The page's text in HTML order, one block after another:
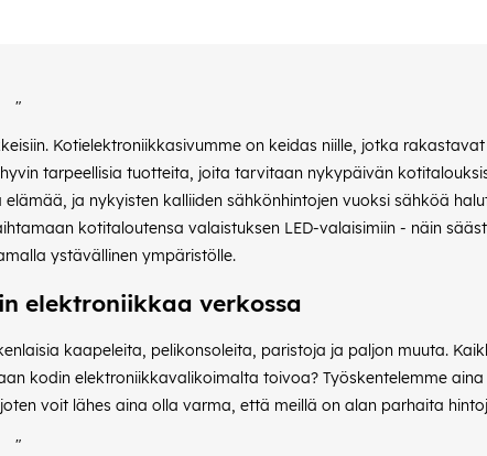
"
Kotielektroniikkasivumme on keidas niille, jotka rakastavat
tarpeellisia tuotteita, joita tarvitaan nykypäivän
ja nykyisten kalliiden sähkönhintojen vuoksi sähköä
kotitaloutensa valaistuksen LED-valaisimiin - näin
ystävällinen ympäristölle.
elektroniikkaa verkossa
kaapeleita, pelikonsoleita, paristoja ja paljon muuta.
kodin elektroniikkavalikoimalta toivoa? Työskentelemme aina
voit lähes aina olla varma, että meillä on alan parhaita
"